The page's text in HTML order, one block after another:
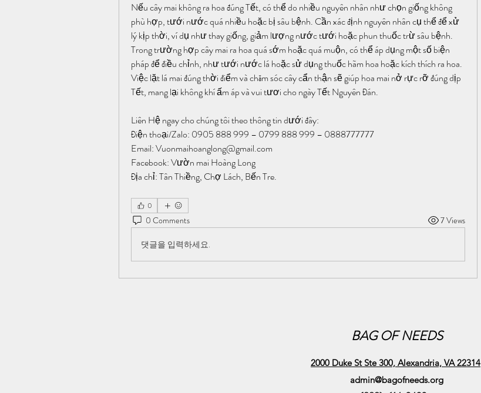
Nếu cây mai không ra hoa đúng Tết, có thể do nhiều nguyên nhân như chọn giống không
phù hợp, tưới nước quá nhiều hoặc bị sâu bệnh. Cần xác định nguyên nhân cụ thể để xử
lý kịp thời, ví dụ như thay giống, giảm lượng nước tưới hoặc phun thuốc trừ sâu bệnh.
Trong trường hợp cây mai ra hoa quá sớm hoặc quá muộn, có thể áp dụng một số biện
pháp để điều chỉnh, như tưới nước lá hoặc sử dụng thuốc hãm hoa hoặc kích thích ra hoa.
Việc lặt lá mai đúng thời điểm và chăm sóc cây cẩn thận sẽ giúp hoa mai nở rực rỡ đúng dịp
Tết, mang lại không khí ấm áp và vui tươi cho ngày Tết Nguyên Đán.
Liên Hệ ngay cho chúng tôi theo thông tin dưới đây:
Điện thoại/Zalo: 0905 888 999 – 0799 888 999 – 0888777777
Email: Vuonmaihoanglong@gmail.com
Facebook: Vườn mai Hoàng Long
Địa chỉ: Tân Thiềng, Chợ Lách, Bến Tre.
0
0 Comments 7 Views
댓글을 입력하세요.
BAG OF NEEDS
2000 Duke St Ste 300, Alexandria, VA 22314
admin@bagofneeds.org